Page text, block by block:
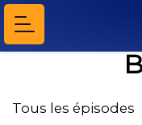
Tous les épisodes